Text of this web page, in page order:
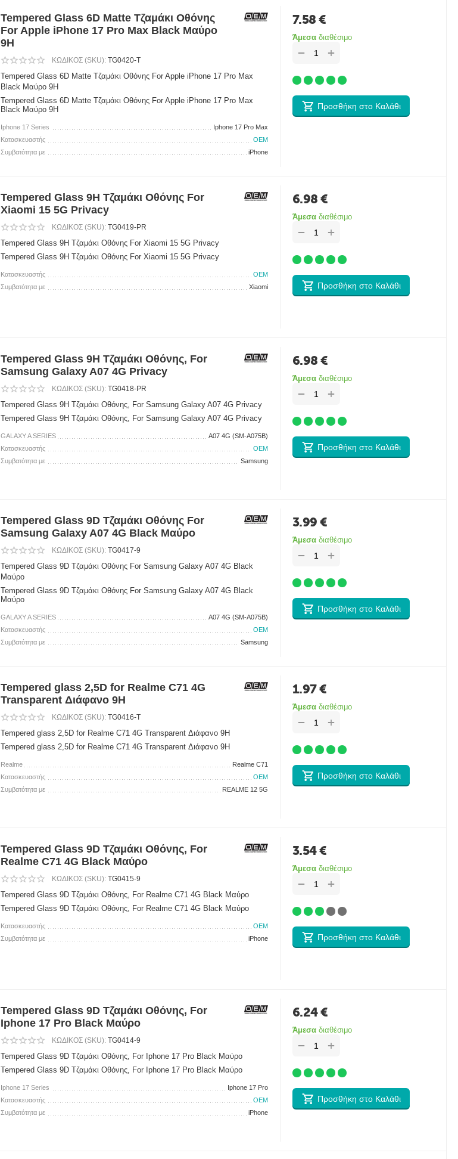
Tempered Glass 6D Matte Τζαμάκι Οθόνης
For Apple iPhone 17 Pro Max Black Μαύρο
9H
ΚΩΔΙΚΟΣ (SKU): TG0420-T
Tempered Glass 6D Matte Τζαμάκι Οθόνης For Apple iPhone 17 Pro Max
Black Μαύρο 9H
Tempered Glass 6D Matte Τζαμάκι Οθόνης For Apple iPhone 17 Pro Max
Black Μαύρο 9H
Iphone 17 Series
Iphone 17 Pro Max
Κατασκευαστής
OEM
Συμβατότητα με
iPhone
7.58 €
Άμεσαδιαθέσιμο
+
−
Προσθήκη στο Καλάθι
Tempered Glass 9H Τζαμάκι Οθόνης For
Xiaomi 15 5G Privacy
ΚΩΔΙΚΟΣ (SKU): TG0419-PR
Tempered Glass 9H Τζαμάκι Οθόνης For Xiaomi 15 5G Privacy
Tempered Glass 9H Τζαμάκι Οθόνης For Xiaomi 15 5G Privacy
Κατασκευαστής
OEM
Συμβατότητα με
Xiaomi
6.98 €
Άμεσαδιαθέσιμο
+
−
Προσθήκη στο Καλάθι
Tempered Glass 9H Τζαμάκι Οθόνης, For
Samsung Galaxy A07 4G Privacy
ΚΩΔΙΚΟΣ (SKU): TG0418-PR
Tempered Glass 9H Τζαμάκι Οθόνης, For Samsung Galaxy A07 4G Privacy
Tempered Glass 9H Τζαμάκι Οθόνης, For Samsung Galaxy A07 4G Privacy
GALAXY A SERIES
A07 4G (SM-A075B)
Κατασκευαστής
OEM
Συμβατότητα με
Samsung
6.98 €
Άμεσαδιαθέσιμο
+
−
Προσθήκη στο Καλάθι
Tempered Glass 9D Τζαμάκι Οθόνης For
Samsung Galaxy A07 4G Black Μαύρο
ΚΩΔΙΚΟΣ (SKU): TG0417-9
Tempered Glass 9D Τζαμάκι Οθόνης For Samsung Galaxy A07 4G Black
Μαύρο
Tempered Glass 9D Τζαμάκι Οθόνης For Samsung Galaxy A07 4G Black
Μαύρο
GALAXY A SERIES
A07 4G (SM-A075B)
Κατασκευαστής
OEM
Συμβατότητα με
Samsung
3.99 €
Άμεσαδιαθέσιμο
+
−
Προσθήκη στο Καλάθι
Tempered glass 2,5D for Realme C71 4G
Transparent Διάφανο 9H
ΚΩΔΙΚΟΣ (SKU): TG0416-T
Tempered glass 2,5D for Realme C71 4G Transparent Διάφανο 9H
Tempered glass 2,5D for Realme C71 4G Transparent Διάφανο 9H
Realme
Realme C71
Κατασκευαστής
OEM
Συμβατότητα με
REALME 12 5G
1.97€
Άμεσαδιαθέσιμο
+
−
Προσθήκη στο Καλάθι
Tempered Glass 9D Τζαμάκι Οθόνης, For
Realme C71 4G Black Μαύρο
ΚΩΔΙΚΟΣ (SKU): TG0415-9
Tempered Glass 9D Τζαμάκι Οθόνης, For Realme C71 4G Black Μαύρο
Tempered Glass 9D Τζαμάκι Οθόνης, For Realme C71 4G Black Μαύρο
Κατασκευαστής
OEM
Συμβατότητα με
iPhone
3.54€
Άμεσαδιαθέσιμο
+
−
Προσθήκη στο Καλάθι
Tempered Glass 9D Τζαμάκι Οθόνης, For
Iphone 17 Pro Black Μαύρο
ΚΩΔΙΚΟΣ (SKU): TG0414-9
Tempered Glass 9D Τζαμάκι Οθόνης, For Iphone 17 Pro Black Μαύρο
Tempered Glass 9D Τζαμάκι Οθόνης, For Iphone 17 Pro Black Μαύρο
Iphone 17 Series
Iphone 17 Pro
Κατασκευαστής
OEM
Συμβατότητα με
iPhone
6.24€
Άμεσαδιαθέσιμο
+
−
Προσθήκη στο Καλάθι